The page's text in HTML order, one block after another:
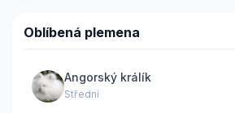
Oblíbená plemena
Angorský králík
Střední